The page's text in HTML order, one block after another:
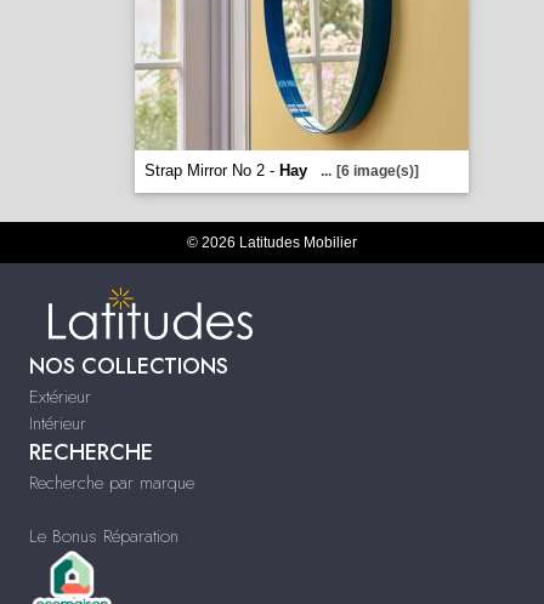
Strap Mirror No 2 - Hay ... [6 image(s)]
© 2026 Latitudes Mobilier
NOS COLLECTIONS
Extérieur
Intérieur
RECHERCHE
Recherche par marque
Le Bonus Réparation